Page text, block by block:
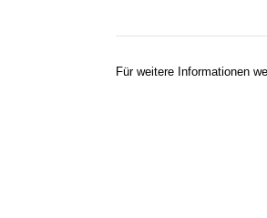
Für weitere Informationen